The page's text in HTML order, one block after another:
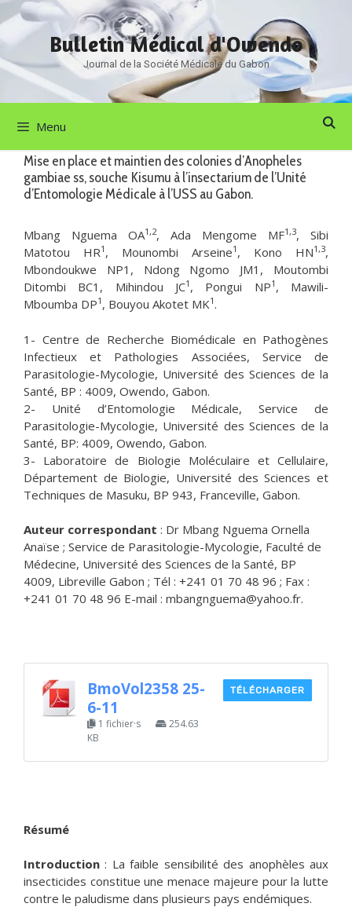
Aller
au
contenu
Bulletin Médical d'Owendo
Journal de la Société Médicale du Gabon
Menu
Mise en place et maintien des colonies d’Anopheles
gambiae ss, souche Kisumu à l’insectarium de l’Unité
d’Entomologie Médicale à l’USS au Gabon.
Mbang Nguema OA1,2, Ada Mengome MF1,3, Sibi
Matotou HR1 , Mounombi Arseine1 , Kono HN1,3,
Mbondoukwe NP1, Ndong Ngomo JM1, Moutombi
Ditombi BC1, Mihindou JC1 , Pongui NP1 , Mawili-
Mboumba DP1 , Bouyou Akotet MK1.
1- Centre de Recherche Biomédicale en Pathogènes
Infectieux et Pathologies Associées, Service de
Parasitologie-Mycologie, Université des Sciences de la
Santé, BP : 4009, Owendo, Gabon.
2- Unité d’Entomologie Médicale, Service de
Parasitologie-Mycologie, Université des Sciences de la
Santé, BP: 4009, Owendo, Gabon.
3- Laboratoire de Biologie Moléculaire et Cellulaire,
Département de Biologie, Université des Sciences et
Techniques de Masuku, BP 943, Franceville, Gabon.
Auteur correspondant : Dr Mbang Nguema Ornella
Anaïse ; Service de Parasitologie-Mycologie, Faculté de
Médecine, Université des Sciences de la Santé, BP
4009, Libreville Gabon ; Tél : +241 01 70 48 96 ; Fax :
+241 01 70 48 96 E-mail : mbangnguema@yahoo.fr.
BmoVol2358 25-
6-11
1 fichier·s
254.63
KB
TÉLÉCHARGER
Résumé
Introduction : La faible sensibilité des anophèles aux
insecticides constitue une menace majeure pour la lutte
contre le paludisme dans plusieurs pays endémiques.